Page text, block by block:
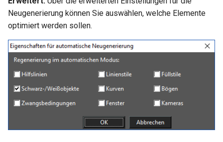
Neugenerierung können Sie auswählen, welche Elemente
optimiert werden sollen.